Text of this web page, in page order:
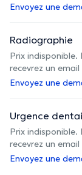
Envoyez une
Radiographie
Prix indisponible.
recevrez un
Envoyez une
Urgence
Prix indisponible.
recevrez un
Envoyez une